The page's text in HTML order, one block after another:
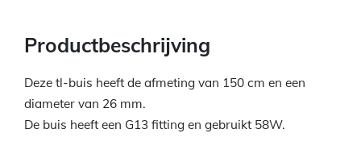
Productbeschrijving
Deze tl-buis heeft de afmeting van 150 cm en een
diameter van 26 mm.
De buis heeft een G13 fitting en gebruikt 58W.